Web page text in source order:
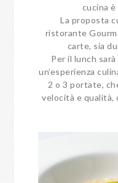
cucina
La proposta
ristorante
carte, sia
Per il lunch
un’esperienza
2 o 3 portate,
velocità e qualità,